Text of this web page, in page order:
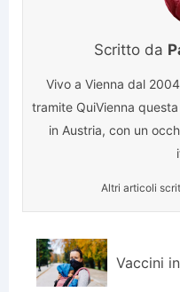
Scritto da
Vivo a Vienna dal
tramite QuiVienna
in Austria, con un
Altri articoli
Vaccini